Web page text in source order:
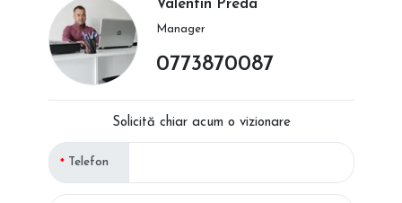
Valentin Preda
Manager
0773870087
Solicită chiar acum o vizionare
Telefon